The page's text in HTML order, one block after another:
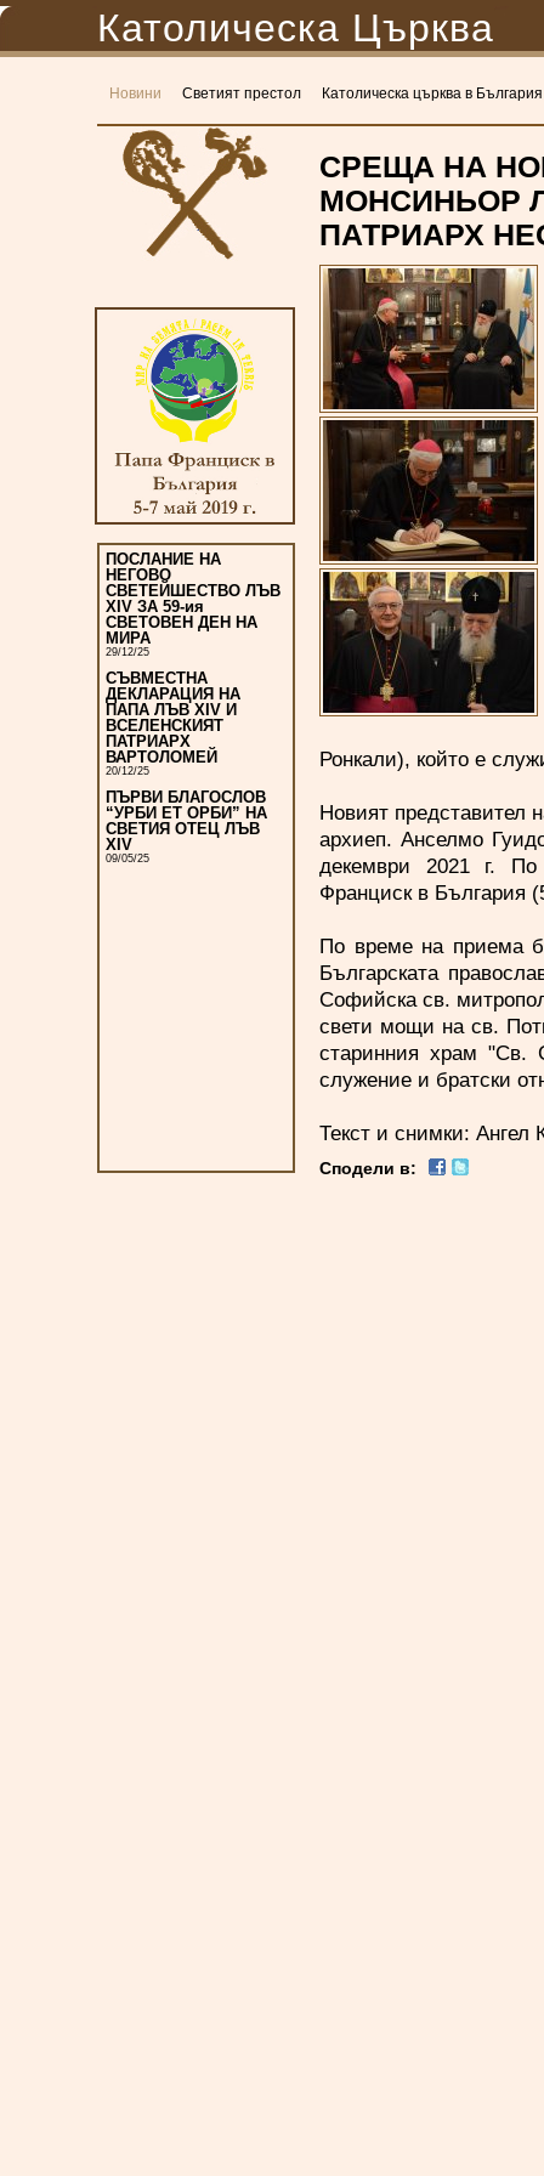
Католическа Църква
Новини Светият престол Католическа църква в България
ПОСЛАНИЕ НА
НЕГОВО
СВЕТЕЙШЕСТВО ЛЪВ
XIV ЗА 59-ия
СВЕТОВЕН ДЕН НА
МИРА
29/12/25
СЪВМЕСТНА
ДЕКЛАРАЦИЯ НА
ПАПА ЛЪВ XIV И
ВСЕЛЕНСКИЯТ
ПАТРИАРХ
ВАРТОЛОМЕЙ
20/12/25
ПЪРВИ БЛАГОСЛОВ
“УРБИ ЕТ ОРБИ” НА
СВЕТИЯ ОТЕЦ ЛЪВ
XIV
09/05/25
СРЕЩА НА
МОНСИНЬОР
ПАТРИАРХ
Ронкали), който е
Новият представител
архиеп. Анселмо
декември 2021 г.
Франциск в България
По време на приема
Българската
Софийска св.
свети мощи на св.
старинния храм "Св.
служение и братски
Текст и снимки: Ангел
Сподели в: